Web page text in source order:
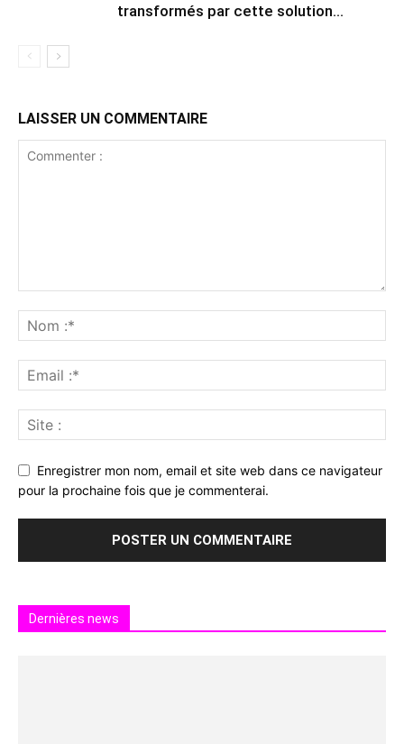
transformés par cette solution...
LAISSER UN COMMENTAIRE
Enregistrer mon nom, email et site web dans ce navigateur
pour la prochaine fois que je commenterai.
Dernières news